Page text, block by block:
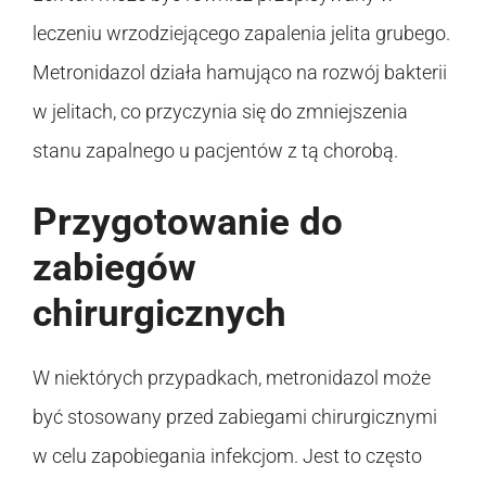
leczeniu wrzodziejącego zapalenia jelita grubego.
Metronidazol działa hamująco na rozwój bakterii
w jelitach, co przyczynia się do zmniejszenia
stanu zapalnego u pacjentów z tą chorobą.
Przygotowanie do
zabiegów
chirurgicznych
W niektórych przypadkach, metronidazol może
być stosowany przed zabiegami chirurgicznymi
w celu zapobiegania infekcjom. Jest to często